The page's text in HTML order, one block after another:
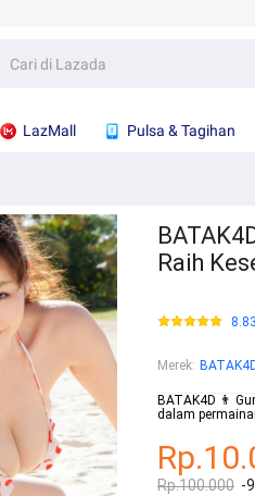
LazMall Pulsa & Tagihan
Raih
Merek:
BATAK4D 👨
dalam
Rp.100.000 -